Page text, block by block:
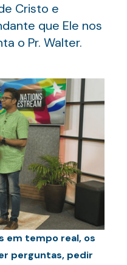
Cristo e
que Ele nos
o Pr. Walter.
em tempo real, os
perguntas, pedir